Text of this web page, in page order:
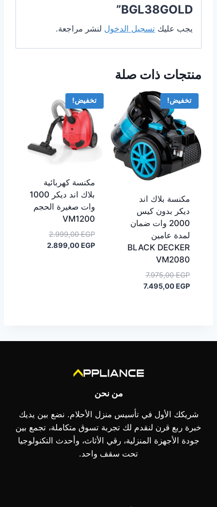
BGL38GOLD”
يجب عليك تسجيل الدخول لنشر مراجعة.
منتجات ذات صلة
تخفيض!
مكنسة بلاك اند
ديكر بدون كيس
2000 وات ضمان
لمدة عامين
BLACK DECKER
VM2080
7.975,00EGP
السعر
الأصلي7.495,00 EGP
السعر
تخفيض!
مكنسة كهربائية
بلاك اند ديكر 1000
وات صغيرة الحجم
VM1200
2.999,00EGP
السعر
الأصلي2.899,00 EGP
السعر
من نحن
شريكك الأول في تأسيس منزل الأحلام. نضع بين يديك
خبرة ربع قرن لنقدم لك تجربة تسوق متكاملة، تجمع بين
جودة الأجهزة المنزلية، رقي الأثاث، وأحدث التكنولوجيا
تحت سقف واحد.